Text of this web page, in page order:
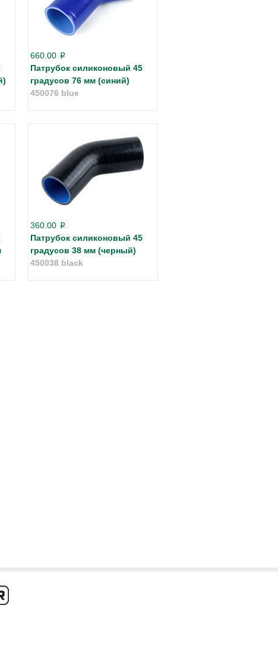
660.00 p
Патрубок силиконовый 45
градусов 76 мм (синий)
450076 blue
360.00 p
Патрубок силиконовый 45
градусов 38 мм (черный)
450038 black